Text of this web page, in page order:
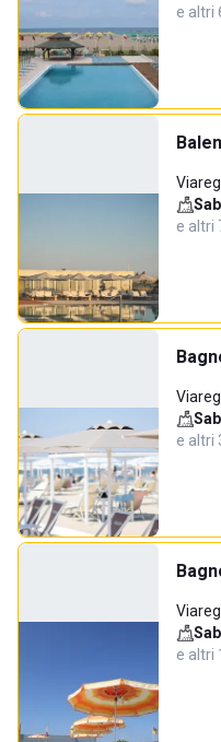
e altri
e altri
e altri
e altri